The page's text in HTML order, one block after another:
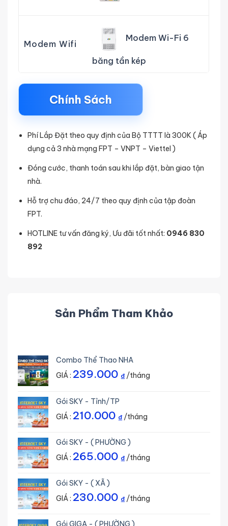
Modem Wifi
Modem Wi-Fi 6
băng tần kép
Chính Sách
Phí Lắp Đặt theo quy định của Bộ TTTT là 300K ( Áp
dụng cả 3 nhà mạng FPT – VNPT – Viettel )
Đóng cước, thanh toán sau khi lắp đặt, bàn giao tận
nhà.
Hỗ trợ chu đáo, 24/7 theo quy định của tập đoàn
FPT.
HOTLINE tư vấn đăng ký, Ưu đãi tốt nhất: 0946 830
892
Sản Phẩm Tham Khảo
Combo Thể Thao NHA
GIÁ : 239.000 ₫/tháng
Gói SKY - Tỉnh/TP
GIÁ : 210.000 ₫/tháng
Gói SKY - ( PHƯỜNG )
GIÁ : 265.000 ₫/tháng
Gói SKY - ( XÃ )
GIÁ : 230.000 ₫/tháng
Gói GIGA - ( PHƯỜNG )